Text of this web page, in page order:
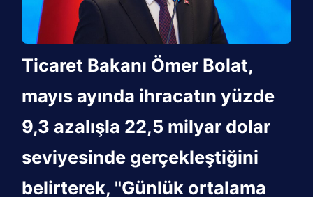
Ticaret Bakanı Ömer Bolat,
mayıs ayında ihracatın yüzde
9,3 azalışla 22,5 milyar dolar
seviyesinde gerçekleştiğini
belirterek, "Günlük ortalama